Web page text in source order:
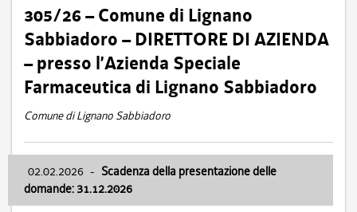
305/26 – Comune di Lignano
Sabbiadoro – DIRETTORE DI AZIENDA
– presso l’Azienda Speciale
Farmaceutica di Lignano Sabbiadoro
Comune di Lignano Sabbiadoro
02.02.2026 - Scadenza della presentazione delle
domande: 31.12.2026